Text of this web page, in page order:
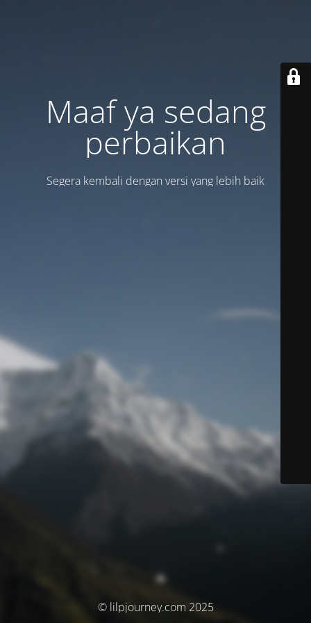
Maaf ya sedang
perbaikan
Segera kembali dengan versi yang lebih baik
© lilpjourney.com 2025